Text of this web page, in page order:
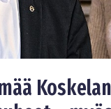
Koskelan